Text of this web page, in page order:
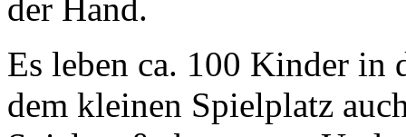
der Hand.
Es leben ca. 100 Kinder in
dem kleinen Spielplatz